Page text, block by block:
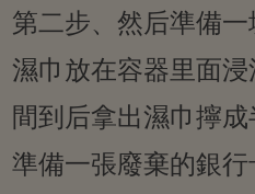
第二步、然后準備
濕巾放在容器里面
間到后拿出濕巾擰
準備一張廢棄的銀